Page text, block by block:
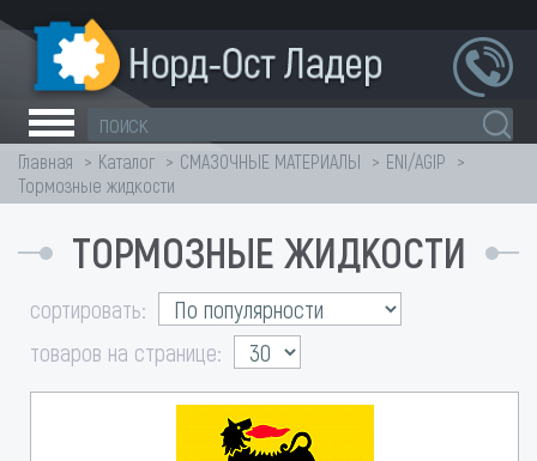
Главная Каталог СМАЗОЧНЫЕ МАТЕРИАЛЫ
ENI/AGIP
Тормозные жидкости
ТОРМОЗНЫЕ ЖИДКОСТИ
сортировать:
товаров на странице: